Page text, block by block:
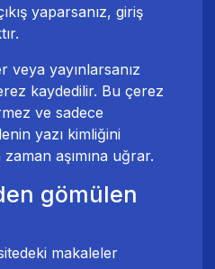
yaparsanız, giriş
veya yayınlarsanız
kaydedilir. Bu çerez
ve sadece
yazı kimliğini
aşımına uğrar.
gömülen
makaleler